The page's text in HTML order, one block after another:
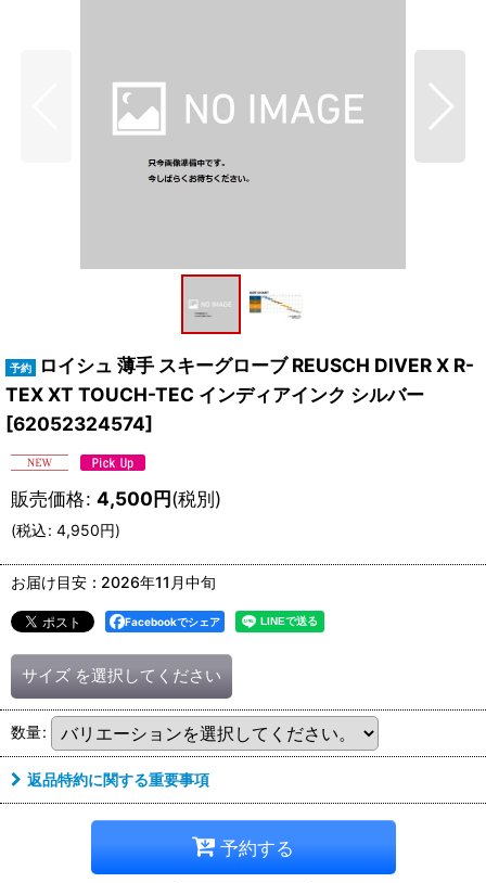
ロイシュ 薄手 スキーグローブ REUSCH DIVER X R-
TEX XT TOUCH-TEC インディアインク シルバー
[62052324574]
販売価格: 4,500円(税別)
(税込: 4,950円)
お届け目安 : 2026年11月中旬
Facebookでシェア
サイズ を選択してください
数量:
返品特約に関する重要事項
予約する